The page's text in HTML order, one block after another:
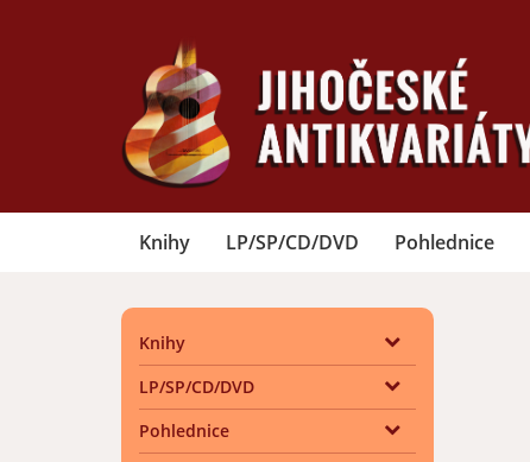
Knihy LP/SP/CD/DVD Pohlednice
Knihy
LP/SP/CD/DVD
Pohlednice